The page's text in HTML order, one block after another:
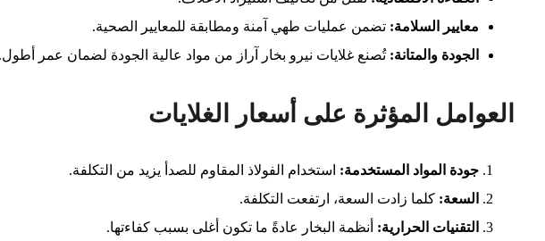
معايير السلامة: تضمن عمليات طهي آمنة ومطابقة للمعايير الصحية.
الجودة والمتانة: تُصنع غلايات نیرو بخار آراز من مواد عالية الجودة لضمان عمر أطول.
العوامل المؤثرة على أسعار الغلايات
جودة المواد المستخدمة: استخدام الفولاذ المقاوم للصدأ يزيد من التكلفة.
السعة: كلما زادت السعة، ارتفعت التكلفة.
التقنيات الحرارية: أنظمة البخار عادةً ما تكون أغلى بسبب كفاءتها.